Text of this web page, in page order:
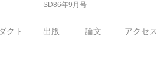
SD86年9月号
クト 出版 論文 アクセス